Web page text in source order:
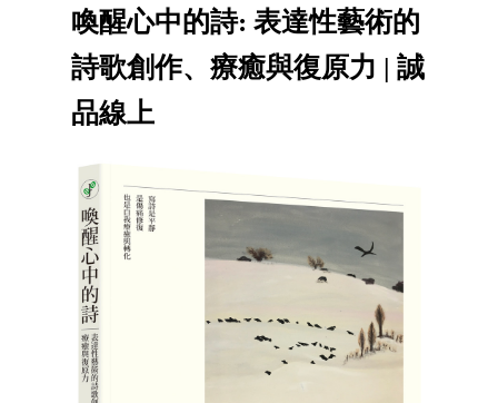
喚醒心中的詩: 表達性藝術的
詩歌創作、療癒與復原力 | 誠
品線上